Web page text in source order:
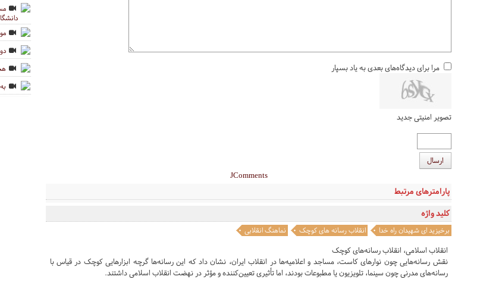
دوخط
انقلاب اسلامی، انقلاب رسانه‌های کوچک
نقش رسانه‌هایی چون نوارهای کاست، مساجد و اعلامیه‌ها در انقلاب ایران، نشان داد که این رسانه‌ها گرچه ابزارهایی کوچک در قیاس با
رسانه‌های مدرنی چون سینما، تلویزیون یا مطبوعات بودند، اما تأثیری تعیین‌کننده و مؤثر در نهضت انقلاب اسلامی داشتند.
کلید واژه
برخیزید ای شهیدان راه خدا انقلاب رسانه های کوچک نماهنگ انقلابی
پارامترهای مرتبط
مرا برای دیدگاه‌های بعدی به یاد بسپار
تصویر امنیتی جدید
ارسال
JComments